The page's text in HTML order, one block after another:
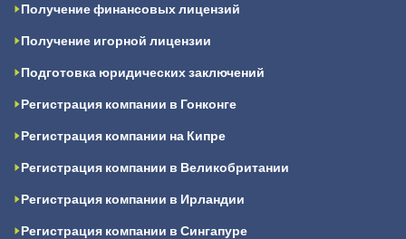
Получение финансовых лицензий
Получение игорной лицензии
Подготовка юридических заключений
Регистрация компании в Гонконге
Регистрация компании на Кипре
Регистрация компании в Великобритании
Регистрация компании в Ирландии
Регистрация компании в Сингапуре